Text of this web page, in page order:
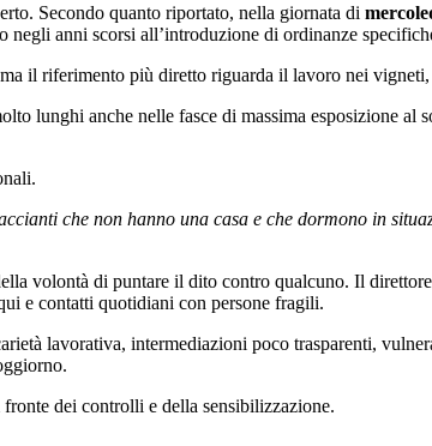
Secondo quanto riportato, nella giornata di
anni scorsi all’introduzione di ordinanze
il riferimento più diretto riguarda il lavoro nei
lunghi anche nelle fasce di massima esposizione
che non hanno una casa e che dormono in
volontà di puntare il dito contro qualcuno. Il
e contatti quotidiani con persone fragili.
lavorativa, intermediazioni poco trasparenti,
dei controlli e della sensibilizzazione.